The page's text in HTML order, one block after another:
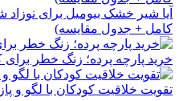
آیا شیر خشک بیومیل برای
کامل + جدول مقایسه)
خرید پارچه پرده؛ زنگ خطر
تقویت خلاقیت کودکان با لگو و